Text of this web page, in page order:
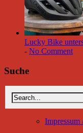
Lucky Bike
- No Comment
Suche
Impressum